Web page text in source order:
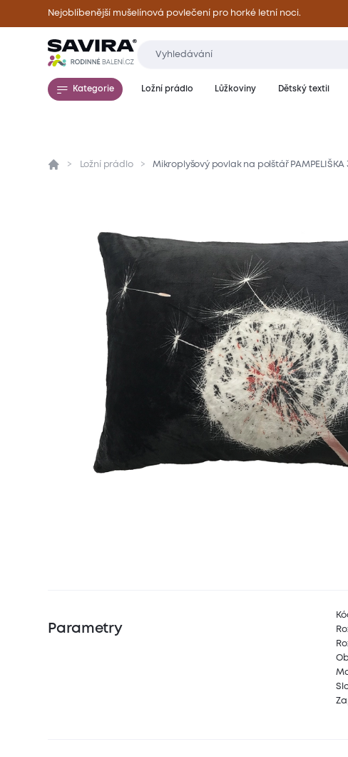
Nejoblíbenější mušelínová povlečení pro horké letní noci.
Kategorie Ložní prádlo Lůžkoviny Dětský textil
Přehled Parametry Popis produktu Materiál a
Ložní prádlo Mikroplyšový povlak na polštář PAMPELIŠKA
Parametry